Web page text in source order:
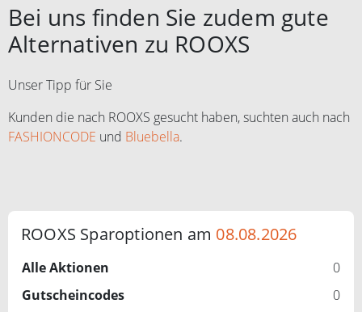
Bei uns finden Sie zudem gute
Alternativen zu ROOXS
Unser Tipp für Sie
Kunden die nach ROOXS gesucht haben, suchten auch nach
FASHIONCODE und Bluebella.
ROOXS Sparoptionen am 08.08.2026
Alle Aktionen
0
Gutscheincodes
0